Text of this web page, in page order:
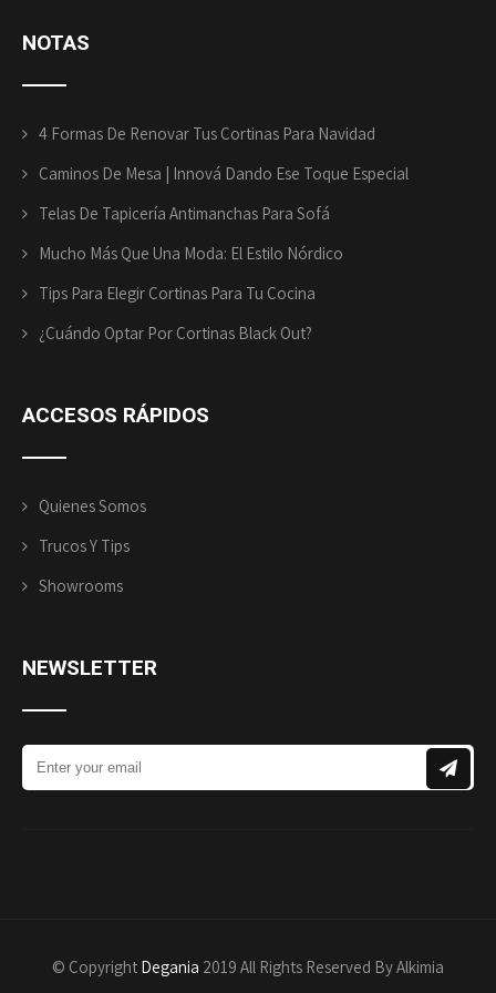
NOTAS
4 Formas De Renovar Tus Cortinas Para Navidad
Caminos De Mesa | Innová Dando Ese Toque Especial
Telas De Tapicería Antimanchas Para Sofá
Mucho Más Que Una Moda: El Estilo Nórdico
Tips Para Elegir Cortinas Para Tu Cocina
¿Cuándo Optar Por Cortinas Black Out?
ACCESOS RÁPIDOS
Quienes Somos
Trucos Y Tips
Showrooms
NEWSLETTER
© Copyright Degania 2019 All Rights Reserved By Alkimia